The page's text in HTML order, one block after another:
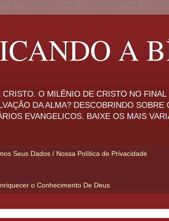
A
O MILÊNIO DE CRISTO NO
DA ALMA? DESCOBRINDO SOBRE
EVANGELICOS. BAIXE OS MAIS
Seus Dados / Nossa Política de Privacidade
o Conhecimento De Deus